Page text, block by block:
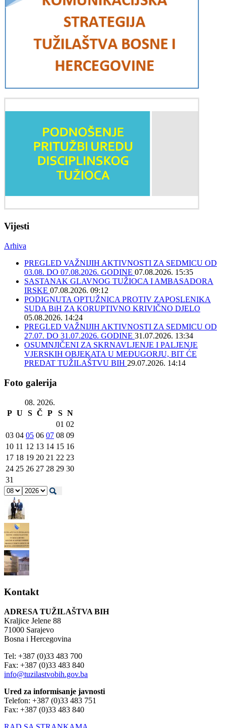
Vijesti
Arhiva
PREGLED VAŽNIJIH AKTIVNOSTI ZA SEDMICU OD
03.08. DO 07.08.2026. GODINE 07.08.2026. 15:35
SASTANAK GLAVNOG TUŽIOCA I AMBASADORA
IRSKE 07.08.2026. 09:12
PODIGNUTA OPTUŽNICA PROTIV ZAPOSLENIKA
SUDA BiH ZA KORUPTIVNO KRIVIČNO DJELO
05.08.2026. 14:24
PREGLED VAŽNIJIH AKTIVNOSTI ZA SEDMICU OD
27.07. DO 31.07.2026. GODINE 31.07.2026. 13:34
OSUMNJIČENI ZA SKRNAVLJENJE I PALJENJE
VJERSKIH OBJEKATA U MEĐUGORJU, BIT ĆE
PREDAT TUŽILAŠTVU BIH 29.07.2026. 14:14
Foto galerija
08. 2026.
P U S Č P S N
01 02
03 04 05 06 07 08 09
10 11 12 13 14 15 16
17 18 19 20 21 22 23
24 25 26 27 28 29 30
31
Kontakt
ADRESA TUŽILAŠTVA BIH
Kraljice Jelene 88
71000 Sarajevo
Bosna i Hercegovina
Tel: +387 (0)33 483 700
Fax: +387 (0)33 483 840
info@tuzilastvobih.gov.ba
Ured za informisanje javnosti
Telefon: +387 (0)33 483 751
Fax: +387 (0)33 483 840